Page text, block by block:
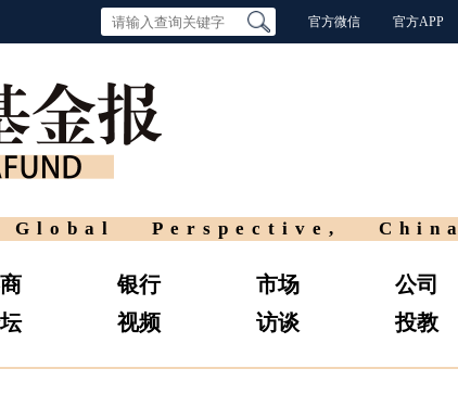
官方微信 官方APP
Global Perspective,
银行
视频
市场
访谈
公司
投教